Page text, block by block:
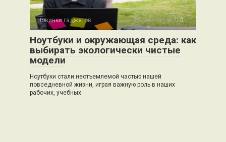
Новинки гаджетов 0
Ноутбуки и окружающая среда: как
выбирать экологически чистые
модели
Ноутбуки стали неотъемлемой частью нашей
повседневной жизни, играя важную роль в наших
рабочих, учебных